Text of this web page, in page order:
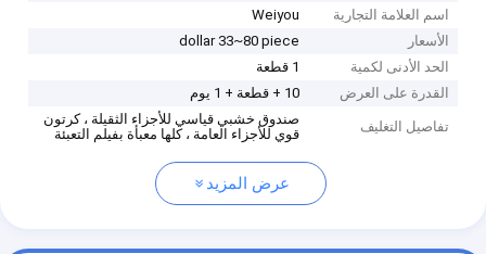
اسم العلامة التجارية
Weiyou
الأسعار
dollar 33~80 piece
الحد الأدنى لكمية
1 قطعة
القدرة على العرض
10 + قطعة + 1 يوم
تفاصيل التغليف
صندوق خشبي قياسي للأجزاء الثقيلة ، كرتون
قوي للأجزاء العامة ، كلها معبأة بفيلم التعبئة
عرض المزيد